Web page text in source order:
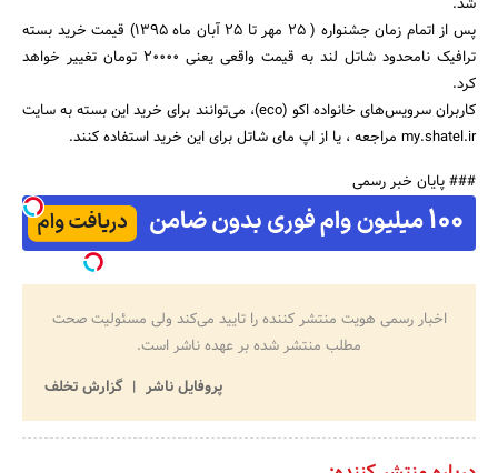
جستجو
پس از اتمام زمان جشنواره ( 25 مهر تا 25 آبان ماه 1395) قیمت خرید بسته
ترافیک نامحدود شاتل لند به قیمت واقعی یعنی 20000 تومان تغییر خواهد
کرد.
کاربران سرویس‌‌های خانواده اکو (eco)، می‌توانند برای خرید این بسته‌ به سایت
my.shatel.ir مراجعه ، یا از اپ مای شاتل برای این خرید استفاده کنند.
### پایان خبر رسمی
اخبار رسمی هویت منتشر کننده را تایید می‌کند ولی مسئولیت صحت
مطلب منتشر شده بر عهده ناشر است.
پروفایل ناشر
گزارش تخلف